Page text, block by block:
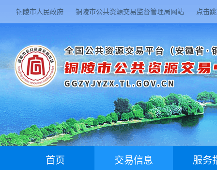
铜陵市人民政府 铜陵市公共资源交易监督管理局网站 点击
首页 交易信息 服务